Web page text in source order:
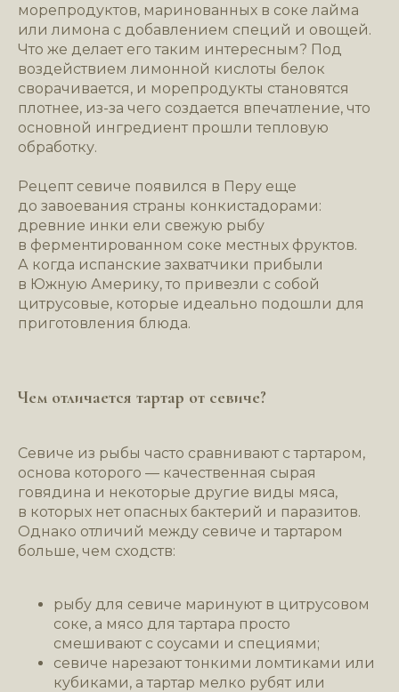
морепродуктов, маринованных в соке лайма
или лимона с добавлением специй и овощей.
Что же делает его таким интересным? Под
воздействием лимонной кислоты белок
сворачивается, и морепродукты становятся
плотнее, из-за чего создается впечатление, что
основной ингредиент прошли тепловую
обработку.
Рецепт севиче появился в Перу еще
до завоевания страны конкистадорами:
древние инки ели свежую рыбу
в ферментированном соке местных фруктов.
А когда испанские захватчики прибыли
в Южную Америку, то привезли с собой
цитрусовые, которые идеально подошли для
приготовления блюда.
Чем отличается тартар от севиче?
Севиче из рыбы часто сравнивают с тартаром,
основа которого — качественная сырая
говядина и некоторые другие виды мяса,
в которых нет опасных бактерий и паразитов.
Однако отличий между севиче и тартаром
больше, чем сходств:
рыбу для севиче маринуют в цитрусовом
соке, а мясо для тартара просто
смешивают с соусами и специями;
севиче нарезают тонкими ломтиками или
кубиками, а тартар мелко рубят или